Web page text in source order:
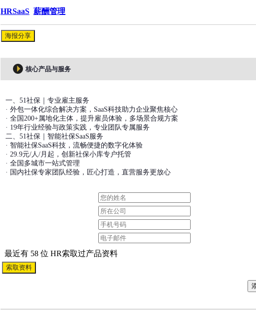
HRSaaS 薪酬管理
海报分享
核心产品与服务
一、51社保｜专业雇主服务
· 外包一体化综合解决方案，SaaS科技助力企业聚焦核心
· 全国200+属地化主体，提升雇员体验，多场景合规方案
· 19年行业经验与政策实践，专业团队专属服务
二、51社保｜智能社保SaaS服务
· 智能社保SaaS科技，流畅便捷的数字化体验
· 29.9元/人/月起，创新社保小库专户托管
· 全国多城市一站式管理
· 国内社保专家团队经验，匠心打造，直营服务更放心
最近有 58 位 HR索取过产品资料
索取资料